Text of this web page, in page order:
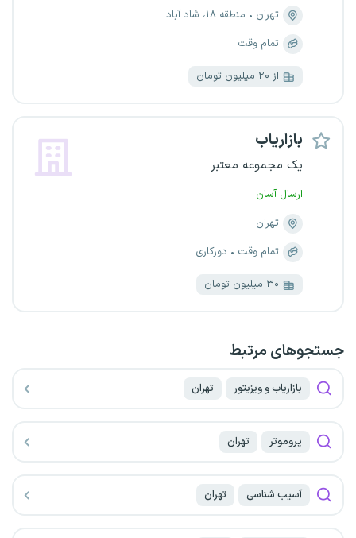
تهران
منطقه ۱۸، شاد آباد
تمام وقت
از ۲۰ میلیون تومان
بازاریاب
یک مجموعه معتبر
ارسال آسان
تهران
تمام وقت
دورکاری
۳۰ میلیون تومان
جستجو‌های مرتبط
بازاریاب و ویزیتور تهران
پروموتر تهران
آسیب شناسی تهران